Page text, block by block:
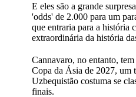
E eles são a grande
'odds' de 2.000 para um
que entraria para a história
extraordinária da história
Cannavaro, no entanto,
Copa da Ásia de 2027, um
Uzbequistão costuma se
finais.